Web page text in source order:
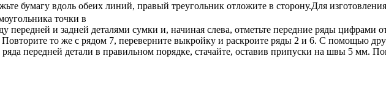
бумагу вдоль обеих линий, правый треугольник отложите в сторону.Для
точки в
передней и задней деталями сумки и, начиная слева, отметьте передние ряды
Повторите то же с рядом 7, переверните выкройку и раскроите ряды 2 и 6. С помощью
передней детали в правильном порядке, стачайте, оставив припуски на швы 5 мм.